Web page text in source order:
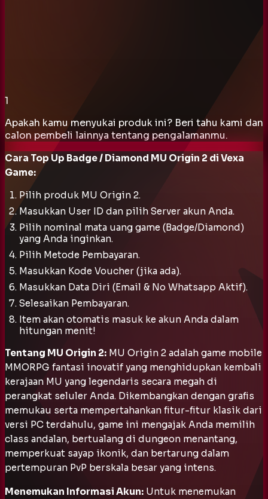
1
Apakah kamu menyukai produk ini? Beri tahu kami dan
calon pembeli lainnya tentang pengalamanmu.
Cara Top Up Badge / Diamond MU Origin 2 di Vexa
Game:
Pilih produk MU Origin 2.
Masukkan User ID dan pilih Server akun Anda.
Pilih nominal mata uang game (Badge/Diamond)
yang Anda inginkan.
Pilih Metode Pembayaran.
Masukkan Kode Voucher (jika ada).
Masukkan Data Diri (Email & No Whatsapp Aktif).
Selesaikan Pembayaran.
Item akan otomatis masuk ke akun Anda dalam
hitungan menit!
Tentang MU Origin 2: MU Origin 2 adalah game mobile
MMORPG fantasi inovatif yang menghidupkan kembali
kerajaan MU yang legendaris secara megah di
perangkat seluler Anda. Dikembangkan dengan grafis
memukau serta mempertahankan fitur-fitur klasik dari
versi PC terdahulu, game ini mengajak Anda memilih
class andalan, bertualang di dungeon menantang,
memperkuat sayap ikonik, dan bertarung dalam
pertempuran PvP berskala besar yang intens.
Menemukan Informasi Akun: Untuk menemukan